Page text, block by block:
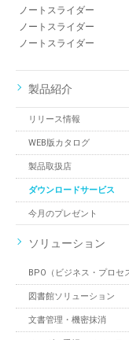
ノートスライダー
ノートスライダー
ノートスライダー
製品紹介
リリース情報
WEB版カタログ
製品取扱店
ダウンロードサービス
今月のプレゼント
ソリューション
BPO（ビジネス・プロセ
図書館ソリューション
文書管理・機密抹消